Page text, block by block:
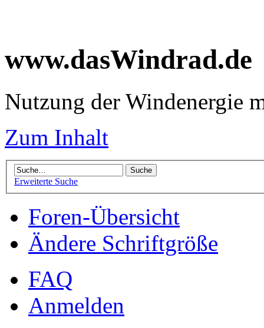
www.dasWindrad.de
Nutzung der Windenergie
Zum Inhalt
Erweiterte Suche
Foren-Übersicht
Ändere Schriftgröße
FAQ
Anmelden